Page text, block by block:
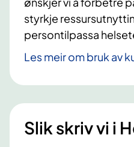
styrkje
persontilpassa
Les meir om bruk av
Slik skriv vi i